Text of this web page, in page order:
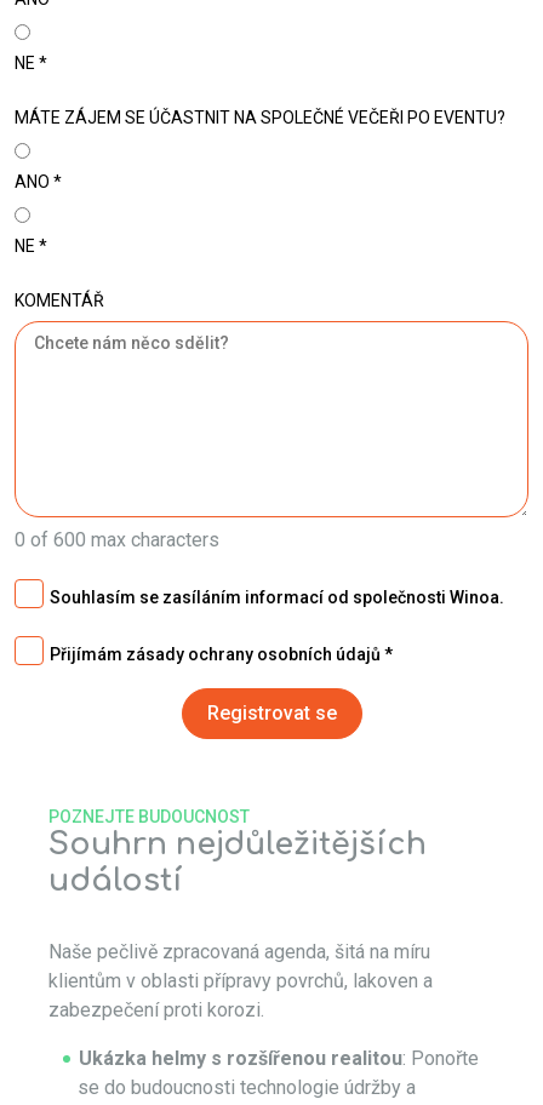
NE
MÁTE ZÁJEM SE ÚČASTNIT NA SPOLEČNÉ VEČEŘI PO EVENTU?
ANO
NE
KOMENTÁŘ
0 of 600 max characters
Souhlasím se zasíláním informací od společnosti Winoa.
Přijímám zásady ochrany osobních údajů
Souhrn nejdůležitějších
událostí
POZNEJTE BUDOUCNOST
Naše pečlivě zpracovaná agenda, šitá na míru
klientům v oblasti přípravy povrchů, lakoven a
zabezpečení proti korozi.
Ukázka helmy s rozšířenou realitou: Ponořte
se do budoucnosti technologie údržby a